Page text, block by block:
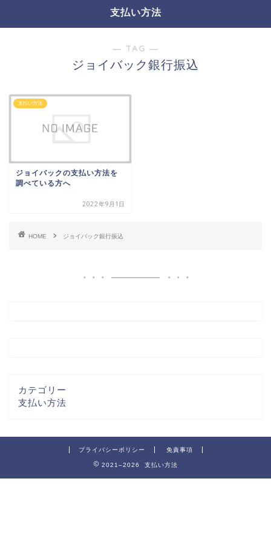
支払い方法
― TAG ―
ジョイバック銀行振込
支払い方法
ジョイバックの支払い方法を
調べている方へ
2022年9月1日
HOME ジョイバック銀行振込
カテゴリー
支払い方法
プライバシーポリシー 免責事項
2021–2026 支払い方法